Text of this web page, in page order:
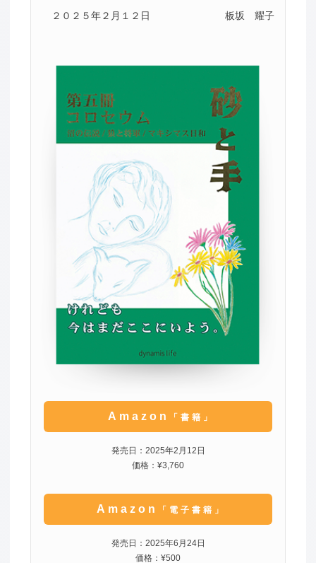
２０２５年２月１２日 板坂 耀子
Amazon 「書籍」
発売日：2025年2月12日
価格：¥3,760
Amazon 「電子書籍」
発売日：2025年6月24日
価格：¥500